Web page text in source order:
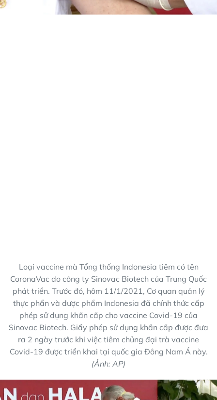
Loại vaccine mà Tổng thống Indonesia tiêm có tên
CoronaVac do công ty Sinovac Biotech của Trung Quốc
phát triển. Trước đó, hôm 11/1/2021, Cơ quan quản lý
thực phẩn và dược phẩm Indonesia đã chính thức cấp
phép sử dụng khẩn cấp cho vaccine Covid-19 của
Sinovac Biotech. Giấy phép sử dụng khẩn cấp được đưa
ra 2 ngày trước khi việc tiêm chủng đại trà vaccine
Covid-19 được triển khai tại quốc gia Đông Nam Á này.
(Ảnh: AP)